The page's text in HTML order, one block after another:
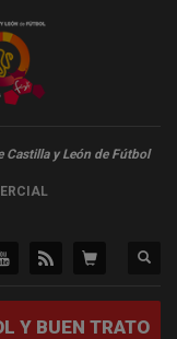
Castilla y León de Fútbol
Y BUEN TRATO